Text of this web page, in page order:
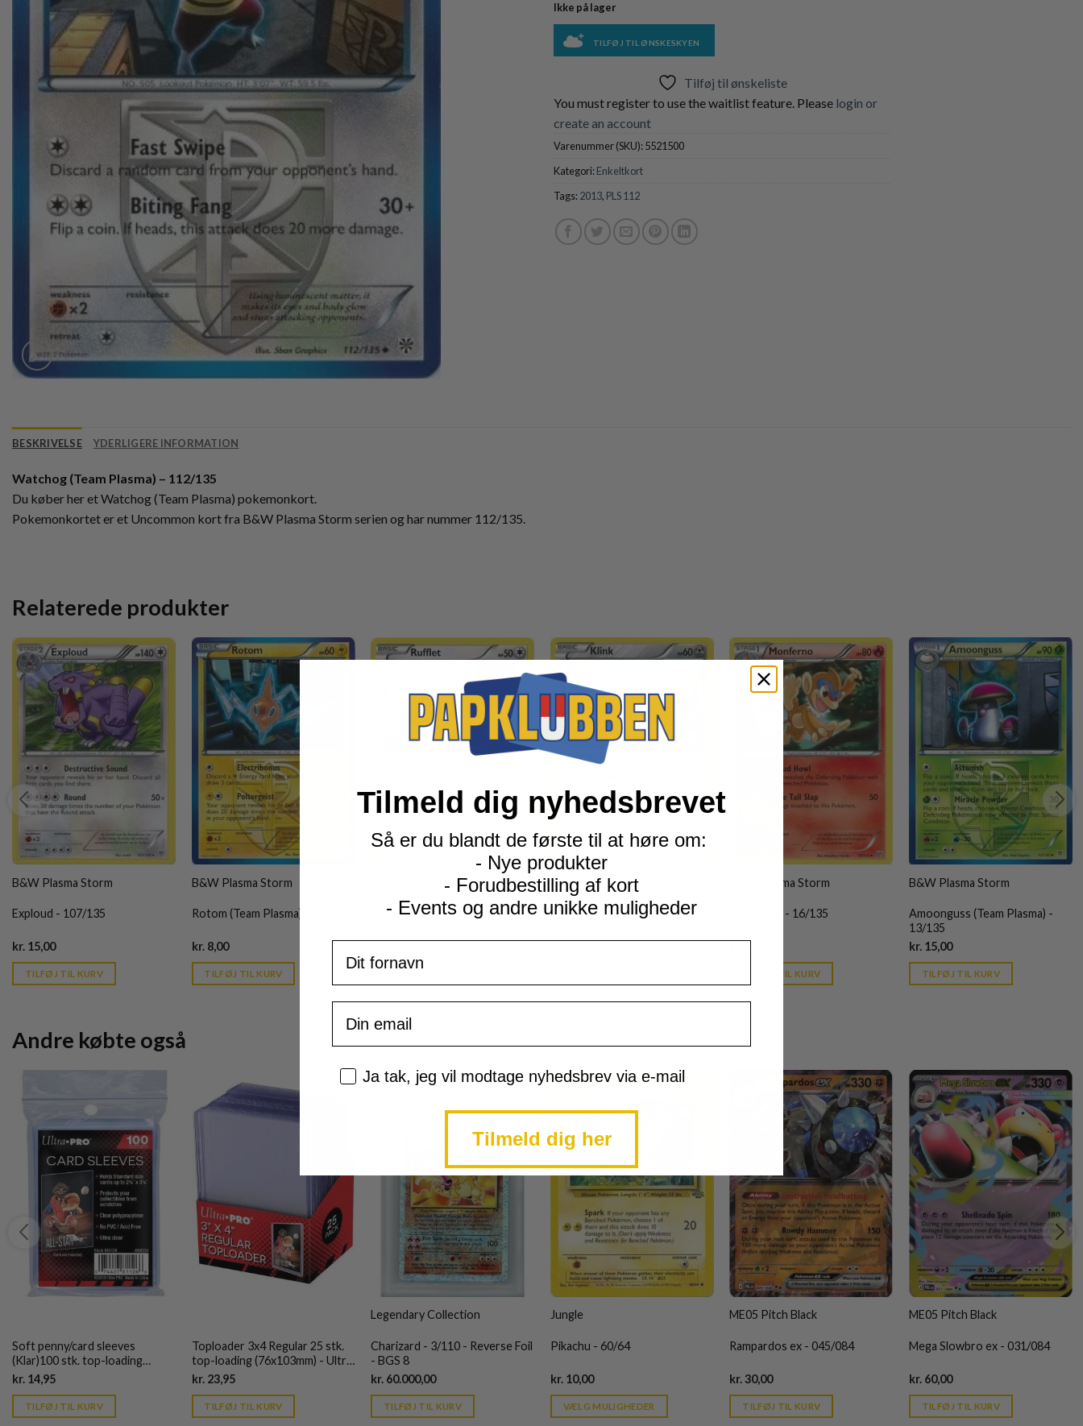
Ikke på lager
TILFØJ TIL ØNSKESKYEN
Tilføj til ønskeliste
You must register to use the waitlist feature. Please login or
create an account
Varenummer (SKU):5521500
Kategori:Enkeltkort
Tags:2013, PLS 112
BESKRIVELSE YDERLIGERE INFORMATION
Watchog (Team Plasma) – 112/135
Du køber her et Watchog (Team Plasma) pokemonkort.
Pokemonkortet er et Uncommon kort fra B&W Plasma Storm serien og har nummer 112/135.
Relaterede produkter
B&W Plasma Storm
Exploud - 107/135
kr. 15,00Current
is:
kr. 39,95.
TILFØJ TIL KURV
B&W Plasma Storm
Rotom (Team Plasma) - 49/135
kr.8,00Current
is:
kr. 39,95.
TILFØJ TIL KURV
B&W Plasma Storm
Rufflet - 115/135
Current
price
is:
B&W Plasma Storm
Klink - 88/135
Current
B&W Plasma Storm
Monferno - 16/135
is:
kr. 39,95.
TILFØJ TIL KURV
B&W Plasma Storm
Amoonguss (Team Plasma) -
13/135
kr.15,00Current
is:
kr. 39,95.
TILFØJ TIL KURV
Andre købte også
Soft penny/card sleeves
(Klar)100 stk. top-loading
(66,7x92mm) - Ultra Pro
kr. 14,95Current
is:
kr. 39,95.
TILFØJ TIL KURV
Toploader 3x4 Regular 25 stk.
top-loading (76x103mm) - Ultra
Pro
kr.23,95Current
is:
kr. 39,95.
TILFØJ TIL KURV
Legendary Collection
Charizard - 3/110 - Reverse Foil
- BGS 8
kr. 60.000,00Current
is:
kr. 39,95.
TILFØJ TIL KURV
Jungle
Pikachu - 60/64
kr.10,00Current
is:
kr. 39,95.
VÆLG MULIGHEDER
ME05 Pitch Black
Rampardos ex - 045/084
kr.30,00Current
is:
kr. 39,95.
TILFØJ TIL KURV
ME05 Pitch Black
Mega Slowbro ex - 031/084
kr.60,00Current
is:
kr. 39,95.
TILFØJ TIL KURV
Tilmeld dig nyhedsbrevet
Så er du blandt de første til at høre om:
- Nye produkter
- Forudbestilling af kort
- Events og andre unikke muligheder
Samtykke
Ja tak, jeg vil modtage nyhedsbrev via e-mail
Tilmeld dig her